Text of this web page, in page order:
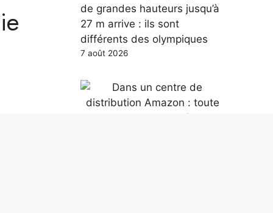
de grandes hauteurs jusqu’à
27 m arrive : ils sont
différents des olympiques
7 août 2026